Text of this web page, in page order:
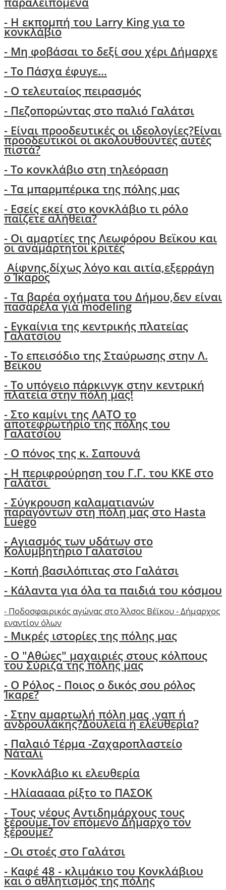
- Η εκπομπή του Larry King για το
κονκλάβιο
- Μη φοβάσαι το δεξί σου χέρι Δήμαρχε
-Το Πάσχα έφυγε...
- Ο τελευταίος πειρασμός
- Πεζοπορώντας στο παλιό Γαλάτσι
- Είναι προοδευτικές οι ιδεολογίες?Είναι
προοδευτικοί οι ακολουθούντες αυτές
πιστά?
- Τo κονκλάβιο στη τηλεόραση
- Τα μπαρμπέρικα της πόλης μας
- Εσείς εκεί στο κονκλάβιο τι ρόλο
παίζετε αλήθεια?
- Οι αμαρτίες της Λεωφόρου Βεϊκου και
οι αναμάρτητοι κριτές
Αίφνης,δίχως λόγο και αιτία,εξερράγη
ο Ίκαρος
- Tα βαρέα οχήματα του Δήμου,δεν είναι
πασαρέλα για modeling
- Εγκαίνια της κεντρικής πλατείας
Γαλατσίου
- Το επεισόδιο της Σταύρωσης στην Λ.
Βεϊκου
- Το υπόγειο πάρκινγκ στην κεντρική
πλατεία στην πόλη μας!
- Στο καμίνι της ΛΑΤΟ το
αποτεφρωτήριο της πόλης του
Γαλατσίου
- Ο πόνος της κ. Σαπουνά
- H περιφρούρηση του Γ.Γ. του ΚΚΕ στο
Γαλάτσι
-Σύγκρουση καλαματιανών
παραγόντων στη πόλη μας στο Hasta
Luego
- Αγιασμός των υδάτων στο
Κολυμβητήριο Γαλατσίου
- Κοπή βασιλόπιτας στο Γαλάτσι
- Κάλαντα για όλα τα παιδιά του κόσμου
- Ποδοσφαιρικός αγώνας στο Άλσος Βέϊκου - Δήμαρχος
εναντίον όλων
- Μικρές ιστορίες της πόλης μας
- Ο "Αθώες" μαχαιριές στους κόλπους
του Σύριζα της πόλης μας
- Ο Ρόλος - Ποιος ο δικός σου ρόλος
Ίκαρε?
- Στην αμαρτωλή πόλη μας ,γαπ ή
ανδρουλάκης?Δουλεία ή ελευθερία?
- Παλαιό Τέρμα -Ζαχαροπλαστείο
Νάταλι
- Κονκλάβιο κι ελευθερία
- Ηλίααααα ρίξτο το ΠΑΣΟΚ
-Τους νέους Αντιδημάρχους τους
ξέρουμε.Τον επόμενο Δήμαρχο τον
ξέρουμε?
- Οι στοές στο Γαλάτσι
- Καφέ 48 - κλιμάκιο του Κονκλάβιου
και ο αθλητισμός της πόλης